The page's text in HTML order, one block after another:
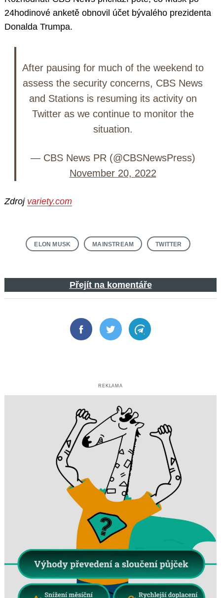
24hodinové anketě obnovil účet bývalého prezidenta
Donalda Trumpa.
After pausing for much of the weekend to
assess the security concerns, CBS News
and Stations is resuming its activity on
Twitter as we continue to monitor the
situation.
— CBS News PR (@CBSNewsPress)
November 20, 2022
Zdroj variety.com
ELON MUSK MAINSTREAM TWITTER
Přejít na komentáře
FacebookTwitter Telegram
REKLAMA